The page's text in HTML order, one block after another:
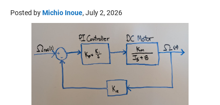
Posted byMichio Inoue, July 2, 2026